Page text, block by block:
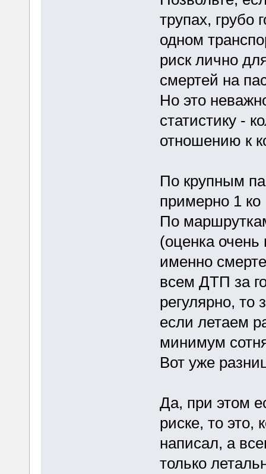
трупах, грубо
одном
риск лично
смертей на
Но это
статистику -
отношению к
По крупным
примерно 1
По
(оценка
именно
всем ДТП за
регулярно, то
если летаем
минимум
Вот уже
Да, при этом
риске, то это,
написал, а
только